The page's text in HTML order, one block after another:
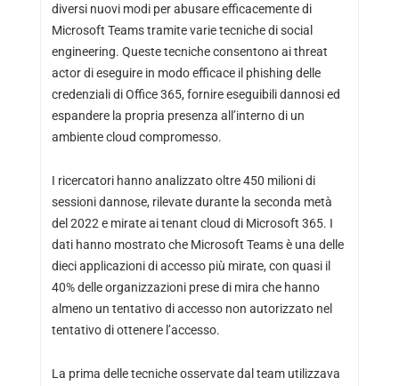
diversi nuovi modi per abusare efficacemente di
Microsoft Teams tramite varie tecniche di social
engineering. Queste tecniche consentono ai threat
actor di eseguire in modo efficace il phishing delle
credenziali di Office 365, fornire eseguibili dannosi ed
espandere la propria presenza all’interno di un
ambiente cloud compromesso.
I ricercatori hanno analizzato oltre 450 milioni di
sessioni dannose, rilevate durante la seconda metà
del 2022 e mirate ai tenant cloud di Microsoft 365. I
dati hanno mostrato che Microsoft Teams è una delle
dieci applicazioni di accesso più mirate, con quasi il
40% delle organizzazioni prese di mira che hanno
almeno un tentativo di accesso non autorizzato nel
tentativo di ottenere l’accesso.
La prima delle tecniche osservate dal team utilizzava